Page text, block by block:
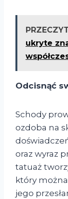
ukryte
Odcisnąć
Schody
ozdoba na
oraz wyraz
tatuaż
który
jego